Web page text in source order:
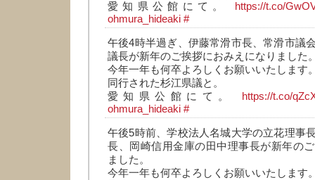
愛知県公館にて。
https://t.co/
ohmura_hideaki #
午後4時半過ぎ、伊藤常滑市長、常滑市議
議長が新年のご挨拶におみえになりました
今年一年も何卒よろしくお願いいたします
同行された杉江県議と。
愛知県公館にて。
https://t.co/
ohmura_hideaki #
午後5時前、学校法人名城大学の立花理事
長、岡崎信用金庫の田中理事長が新年の
ました。
今年一年も何卒よろしくお願いいたします